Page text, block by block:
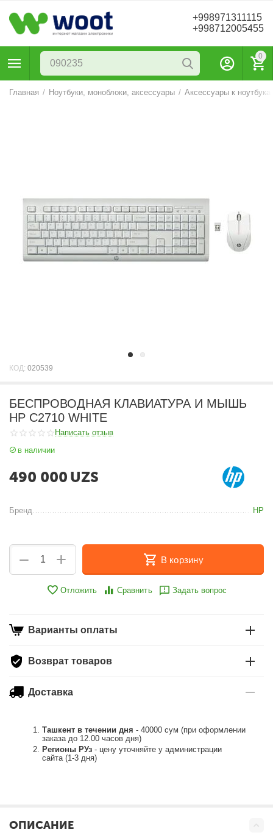
+998971311115
+998712005455
0
Главная / Ноутбуки, моноблоки, аксессуары / Аксессуары к
КОД: 020539
БЕСПРОВОДНАЯ КЛАВИАТУРА И МЫШЬ
HP C2710 WHITE
Написать отзыв
в наличии
490 000 UZS
Бренд HP
+
− В корзину
Отложить Сравнить Задать вопрос
Варианты оплаты
Возврат товаров
Доставка
Ташкент в течении дня - 40000 сум (при оформлении
заказа до 12.00 часов дня)
Регионы РУз - цену уточняйте у администрации
сайта (1-3 дня)
ОПИСАНИЕ